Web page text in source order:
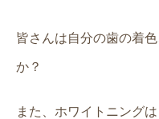
皆さんは自分の歯の着
か？
また、ホワイトニング